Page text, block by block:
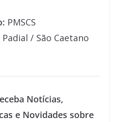
PMSCS
/ São Caetano
Notícias,
e Novidades sobre